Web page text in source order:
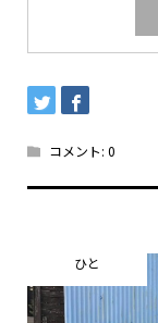
コメント: 0
ひと